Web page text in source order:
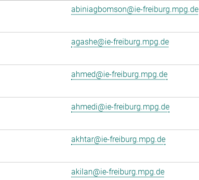
abiniagbomson@ie-freiburg.mpg.de
agashe@ie-freiburg.mpg.de
ahmed@ie-freiburg.mpg.de
ahmedi@ie-freiburg.mpg.de
akhtar@ie-freiburg.mpg.de
akilan@ie-freiburg.mpg.de